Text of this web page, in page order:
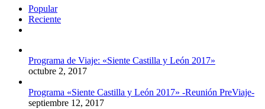
Popular
Reciente
Programa de Viaje: «Siente Castilla y León 2017»
octubre 2, 2017
Programa «Siente Castilla y León 2017» -Reunión PreViaje-
septiembre 12, 2017